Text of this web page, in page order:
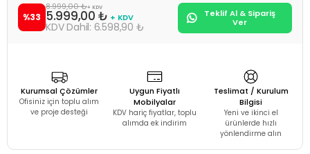
%33
8.999,00 ₺+ KDV
5.999,00 ₺ + KDV
6.598,90 ₺
Teklif Al & Sipariş
Ver
Kurumsal Çözümler
Ofisiniz için toplu alım
ve proje desteği
Uygun Fiyatlı
Mobilyalar
KDV hariç fiyatlar, toplu
alımda ek indirim
Teslimat / Kurulum
Bilgisi
Yeni ve ikinci el
ürünlerde hızlı
yönlendirme alın